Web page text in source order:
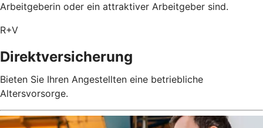
Arbeitgeberin oder ein attraktiver Arbeitgeber sind.
R+V
Direktversicherung
Bieten Sie Ihren Angestellten eine betriebliche
Altersvorsorge.